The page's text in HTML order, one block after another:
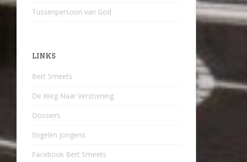
Tussenpersoon van God
LINKS
Bert Smeets
De Weg Naar Verzoening
Dossiers
Engelen Jongens
Facebook Bert Smeets